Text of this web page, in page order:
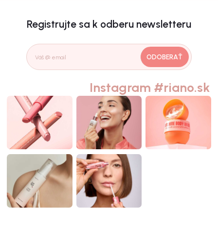
Registrujte sa k odberu newsletteru
ODOBERAŤ
Instagram #riano.sk